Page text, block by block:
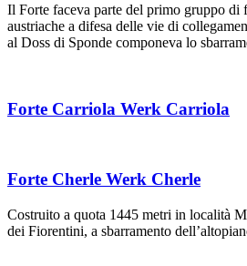
Il Forte faceva parte del primo gruppo di
austriache a difesa delle vie di
al Doss di Sponde componeva lo
Forte Carriola Werk Carriola
Forte Cherle Werk Cherle
Costruito a quota 1445 metri in località
dei Fiorentini, a sbarramento